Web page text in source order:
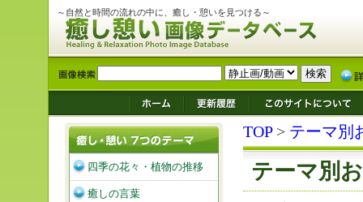
～自然と時間の流れの中に、癒し・憩いを見つける～
TOP> テーマ別
テーマ別
四季の花々・植物の推移
癒しの言葉